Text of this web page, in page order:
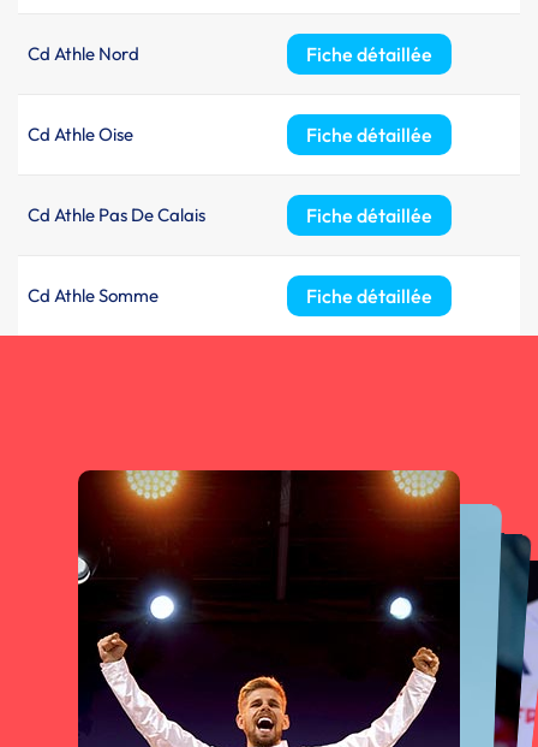
Cd Athle Nord Fiche détaillée
Cd Athle Oise Fiche détaillée
Cd Athle Pas De Calais Fiche détaillée
Cd Athle Somme Fiche détaillée